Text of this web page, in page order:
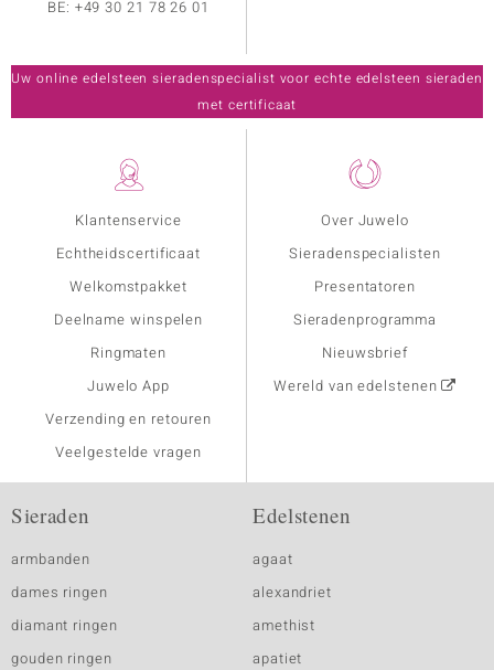
Klantenservice
Echtheidscertificaat
Welkomstpakket
Deelname winspelen
Ringmaten
Juwelo App
Verzending en retouren
Veelgestelde vragen
Over Juwelo
Sieradenspecialisten
Presentatoren
Sieradenprogramma
Nieuwsbrief
Wereld van edelstenen
BE: +49 30 21 78 26 01
Uw online edelsteen sieradenspecialist voor echte edelsteen sieraden
met certificaat
Sieraden
armbanden
dames ringen
diamant ringen
gouden ringen
Edelstenen
agaat
alexandriet
amethist
apatiet